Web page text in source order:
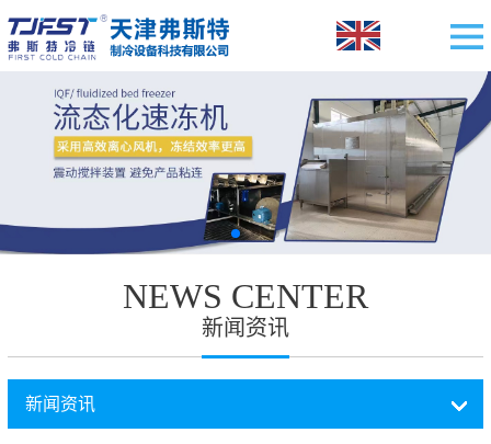
NEWS CENTER
新闻资讯
新闻资讯